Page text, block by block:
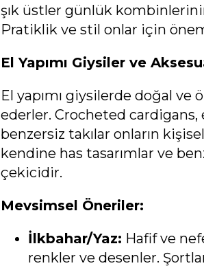
şık üstler günlük
Pratiklik ve stil onlar için
El Yapımı Giysiler ve
El yapımı giysilerde doğal ve
ederler. Crocheted cardigans,
benzersiz takılar onların
kendine has tasarımlar ve
çekicidir.
Mevsimsel Öneriler:
İlkbahar/Yaz: Hafif ve
renkler ve desenler.